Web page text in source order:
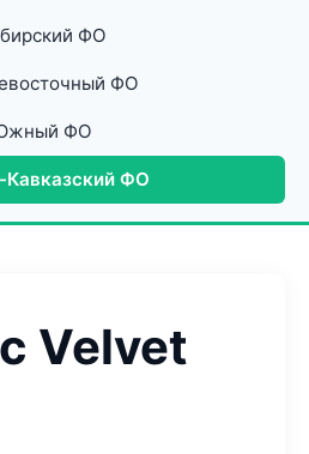
ФО
ФО
ФО
Кавказский ФО
Velvet